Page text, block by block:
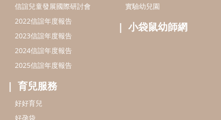
分齡育兒電子報
線上教養諮詢
出版服務
信誼基金出版社
閱讀推廣
Bookstart閱讀起步走
信誼幼兒文學獎